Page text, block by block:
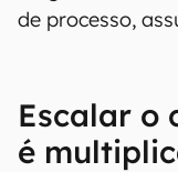
de processo,
Escalar o
é